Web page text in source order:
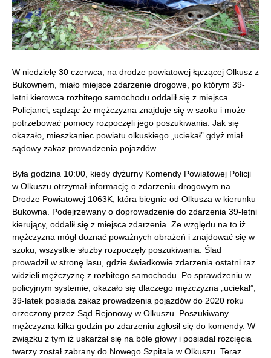
W niedzielę 30 czerwca, na drodze powiatowej łączącej Olkusz z
Bukownem, miało miejsce zdarzenie drogowe, po którym 39-
letni kierowca rozbitego samochodu oddalił się z miejsca.
Policjanci, sądząc że mężczyzna znajduje się w szoku i może
potrzebować pomocy rozpoczęli jego poszukiwania. Jak się
okazało, mieszkaniec powiatu olkuskiego „uciekał” gdyż miał
sądowy zakaz prowadzenia pojazdów.
Była godzina 10:00, kiedy dyżurny Komendy Powiatowej Policji
w Olkuszu otrzymał informację o zdarzeniu drogowym na
Drodze Powiatowej 1063K, która biegnie od Olkusza w kierunku
Bukowna. Podejrzewany o doprowadzenie do zdarzenia 39-letni
kierujący, oddalił się z miejsca zdarzenia. Ze względu na to iż
mężczyzna mógł doznać poważnych obrażeń i znajdować się w
szoku, wszystkie służby rozpoczęły poszukiwania. Ślad
prowadził w stronę lasu, gdzie świadkowie zdarzenia ostatni raz
widzieli mężczyznę z rozbitego samochodu. Po sprawdzeniu w
policyjnym systemie, okazało się dlaczego mężczyzna „uciekał”,
39-latek posiada zakaz prowadzenia pojazdów do 2020 roku
orzeczony przez Sąd Rejonowy w Olkuszu. Poszukiwany
mężczyzna kilka godzin po zdarzeniu zgłosił się do komendy. W
związku z tym iż uskarżał się na bóle głowy i posiadał rozcięcia
twarzy został zabrany do Nowego Szpitala w Olkuszu. Teraz